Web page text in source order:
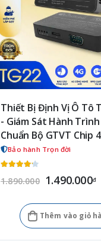
Thiết Bị Định Vị Ô Tô
- Giám Sát Hành
Chuẩn Bộ GTVT Chip
Bảo hành Trọn đời
1.890.000 1.490.000đ
Thêm vào giỏ